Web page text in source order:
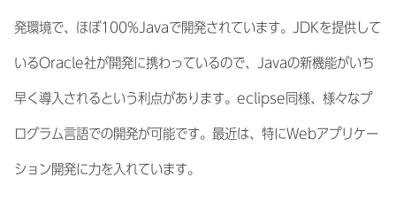
発環境で、ほぼ100%Javaで開発されています。JDKを提供して
いるOracle社が開発に携わっているので、Javaの新機能がいち
早く導入されるという利点があります。eclipse同様、様々なプ
ログラム言語での開発が可能です。最近は、特にWebアプリケー
ション開発に力を入れています。